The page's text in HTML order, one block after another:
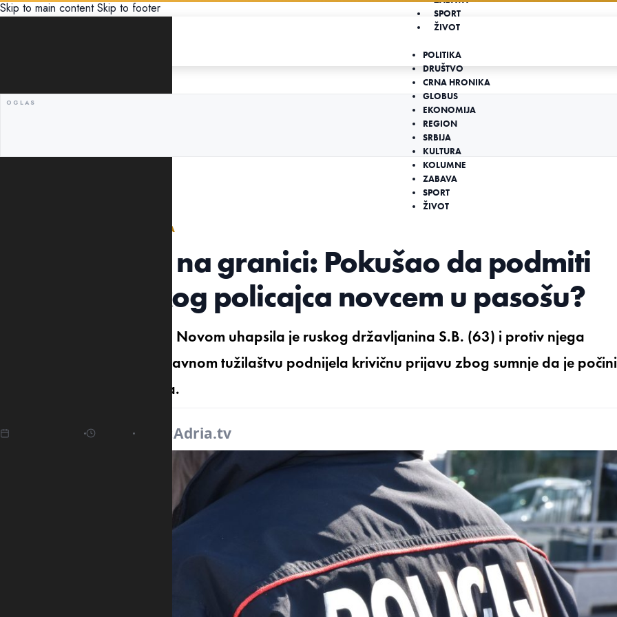
Skip to main content Skip to footer
SPORT
ŽIVOT
POLITIKA
DRUŠTVO
CRNA HRONIKA
GLOBUS
EKONOMIJA
REGION
SRBIJA
KULTURA
KOLUMNE
ZABAVA
SPORT
ŽIVOT
NA PRELAZU ZUPCI-SITNICA
Rus uhapšen na granici: Pokušao da podmiti
hercegnovskog policajca novcem u pasošu?
Granična policija u Herceg Novom uhapsila je ruskog državljanina S.B. (63) i protiv njega
tamošnjem Osnovnom državnom tužilaštvu podnijela krivičnu prijavu zbog sumnje da je
krivično djelo davanje mita.
Adria.tv